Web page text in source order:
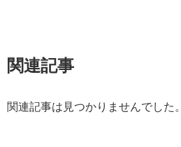
関連記事
関連記事は見つかりませんでした。